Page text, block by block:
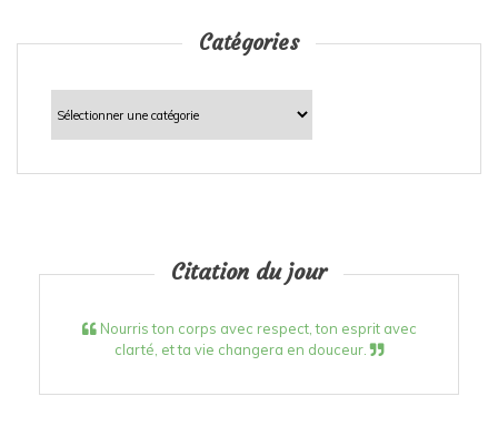
Catégories
Catégories
Citation du jour
Nourris ton corps avec respect, ton esprit avec
clarté, et ta vie changera en douceur.